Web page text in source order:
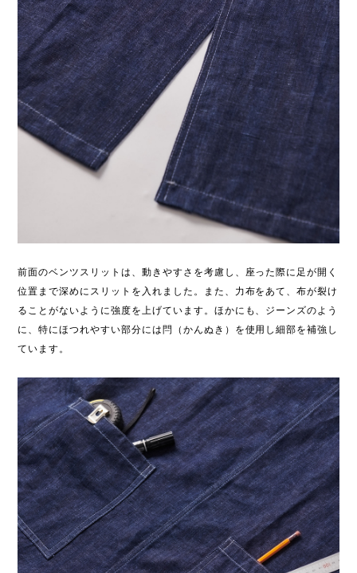
前面のベンツスリットは、動きやすさを考慮し、座った際に足が開く
位置まで深めにスリットを入れました。また、力布をあて、布が裂け
ることがないように強度を上げています。ほかにも、ジーンズのよう
に、特にほつれやすい部分には閂（かんぬき）を使用し細部を補強し
ています。